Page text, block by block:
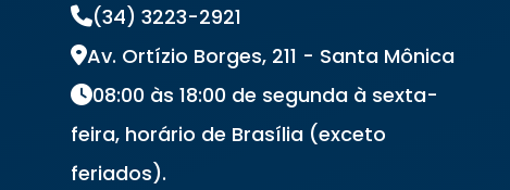
(34) 3223-2921
Av. Ortízio Borges, 211 - Santa Mônica
08:00 às 18:00 de segunda à sexta-
feira, horário de Brasília (exceto
feriados).